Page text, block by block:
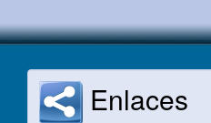
Enlaces